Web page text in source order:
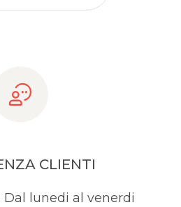
CLIENTI
Dal lunedi al venerdi